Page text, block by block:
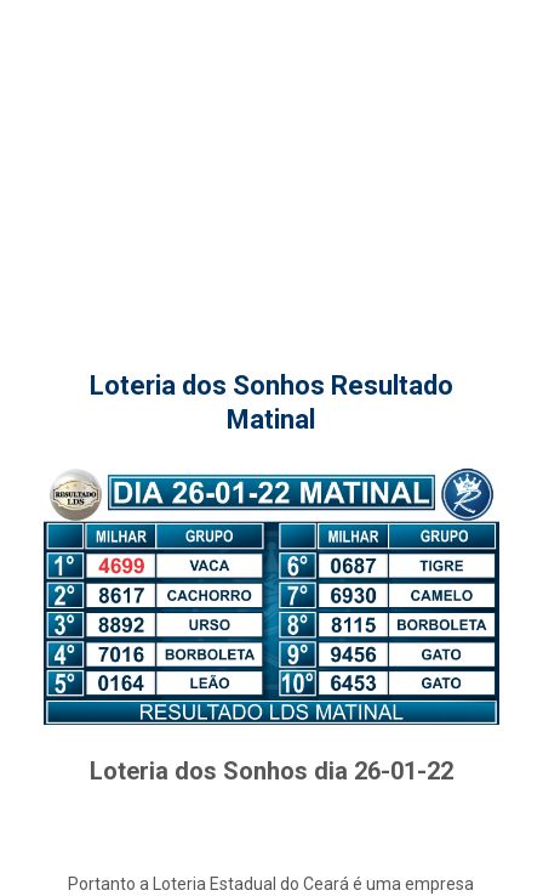
Loteria dos Sonhos Resultado
Matinal
Loteria dos Sonhos dia 26-01-22
Portanto a Loteria Estadual do Ceará é uma empresa